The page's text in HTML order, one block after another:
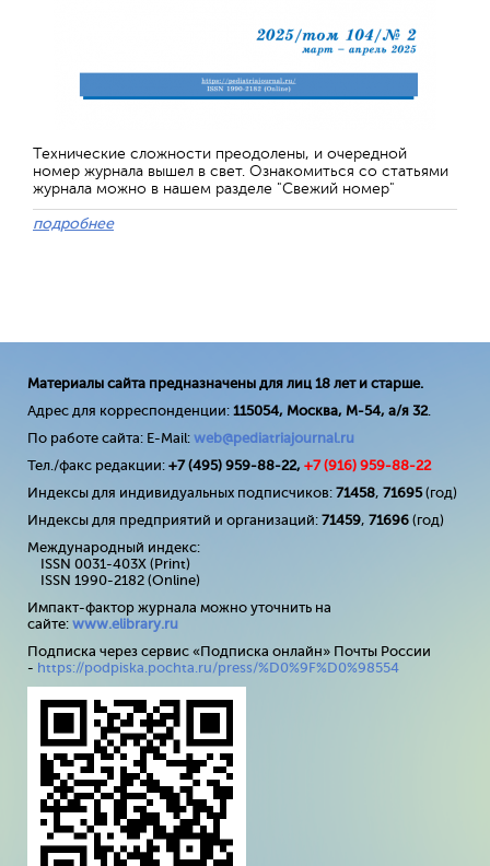
Технические сложности преодолены, и очередной
номер журнала вышел в свет. Ознакомиться со статьями
журнала можно в нашем разделе "Свежий номер"
подробнее
Материалы сайта предназначены для лиц 18 лет и старше.
Адрес для корреспонденции: 115054, Москва, М-54, а/я 32.
По работе сайта: E-Mail: web@pediatriajournal.ru
Тел./факс редакции: +7 (495) 959-88-22, +7 (916) 959-88-22
Индексы для индивидуальных подписчиков: 71458, 71695(год)
Индексы для предприятий и организаций: 71459, 71696 (год)
Международный индекс:
ISSN 0031-403X (Print)
ISSN 1990-2182 (Online)
Импакт-фактор журнала можно уточнить на
сайте: www.elibrary.ru
Подписка через сервис «Подписка онлайн» Почты России
- https://podpiska.pochta.ru/press/%D0%9F%D0%98554